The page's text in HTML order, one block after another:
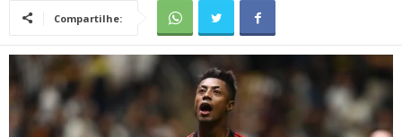
Compartilhe: